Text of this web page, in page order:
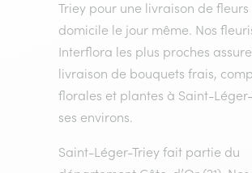
Triey pour une livraison de fleurs
domicile le jour même. Nos
Interflora les plus proches
livraison de bouquets frais,
florales et plantes à Saint-
ses environs.
Saint-Léger-Triey fait partie du